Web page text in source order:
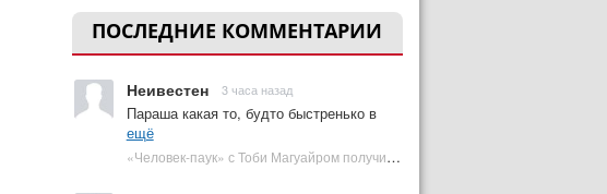
ПОСЛЕДНИЕ КОММЕНТАРИИ
Неивестен 3 часа назад
Параша какая то, будто быстренько в
ещё
«Человек-паук» с Тоби Магуайром получил новый постер | Plugged In Ru